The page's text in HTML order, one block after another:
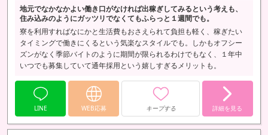
地元でなかなかよい働き口がなければ出稼ぎしてみるという考えも、
住み込みのようにガッツリでなくてもふらっと１週間でも。
寮を利用すればなにかと生活費もおさえられて負担も軽く、稼ぎたい
タイミングで働きにくるという気楽なスタイルでも。しかもオフシー
ズンがなく季節バイトのように期間が限られるわけでもなく、１年中
いつでも募集していて通年採用という嬉しすぎるメリットも。
LINE WEB応募 キープする 詳細を見る